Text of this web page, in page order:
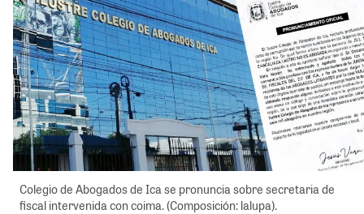
Colegio de Abogados de Ica se pronuncia sobre secretaria de
fiscal intervenida con coima. (Composición: lalupa).